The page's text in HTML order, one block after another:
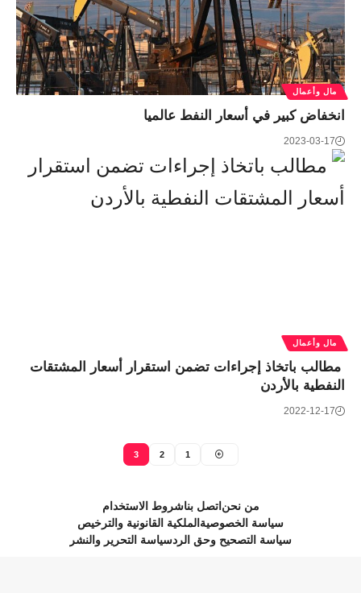
مال وأعمال
انخفاض كبير في أسعار النفط عالميا
2023-03-17
مال وأعمال
مطالب باتخاذ إجراءات تضمن استقرار أسعار المشتقات
النفطية بالأردن
2022-12-17
1
2
3
من نحن اتصل بناشروط الاستخدام
سياسة الخصوصية الملكية القانونية والترخيص
سياسة التصحيح وحق الردسياسة التحرير والنشر